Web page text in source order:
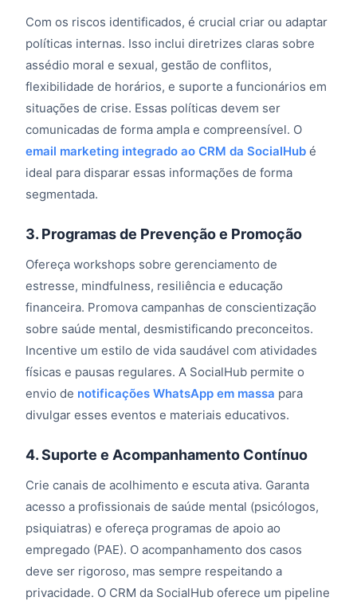
Com os riscos identificados, é crucial criar ou adaptar
políticas internas. Isso inclui diretrizes claras sobre
assédio moral e sexual, gestão de conflitos,
flexibilidade de horários, e suporte a funcionários em
situações de crise. Essas políticas devem ser
comunicadas de forma ampla e compreensível. O
email marketing integrado ao CRM da SocialHub é
ideal para disparar essas informações de forma
segmentada.
3. Programas de Prevenção e Promoção
Ofereça workshops sobre gerenciamento de
estresse, mindfulness, resiliência e educação
financeira. Promova campanhas de conscientização
sobre saúde mental, desmistificando preconceitos.
Incentive um estilo de vida saudável com atividades
físicas e pausas regulares. A SocialHub permite o
envio de notificações WhatsApp em massa para
divulgar esses eventos e materiais educativos.
4. Suporte e Acompanhamento Contínuo
Crie canais de acolhimento e escuta ativa. Garanta
acesso a profissionais de saúde mental (psicólogos,
psiquiatras) e ofereça programas de apoio ao
empregado (PAE). O acompanhamento dos casos
deve ser rigoroso, mas sempre respeitando a
privacidade. O CRM da SocialHub oferece um pipeline